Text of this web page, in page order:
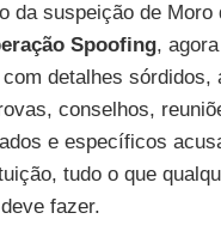
da suspeição de Moro
Spoofing,
detalhes
conselhos,
e específicos
tudo o que
fazer.